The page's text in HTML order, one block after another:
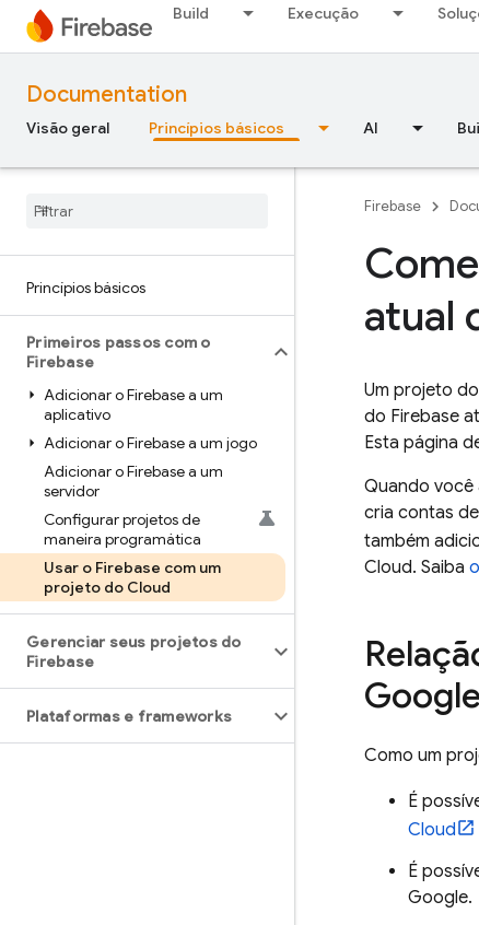
Build Execução
Documentation
Visão geral Princípios básicos AI
Princípios básicos
Primeiros passos com o
Firebase
Adicionar o Firebase a um
aplicativo
Adicionar o Firebase a um jogo
Adicionar o Firebase a um
servidor
Configurar projetos de
maneira programática
Usar o Firebase com um
projeto do Cloud
Gerenciar seus projetos do
Firebase
Plataformas e frameworks
Firebase
atual
Um projeto
do Firebase
Esta página
Quando você
cria contas
também
Cloud. Saiba
Como um
É
Cloud
É
Google.